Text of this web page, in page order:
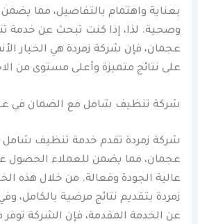
بعناية واهتمام بالتفاصيل، مما
وصحية. لذا، إذا كنت تبحث عن
عجمان، فإن شركة زمردة هي الخيار
على نتائج متميزة وأعلى مستوى من
شركة تنظيف شامل مع الضمان في
شركة زمردة تقدم خدمة تنظيف
عجمان، مما يضمن للعملاء الحصول
عالية الجودة وفعالة. من خلال هذه
زمردة بتقديم نتائج مرضية بالكامل،
عن الخدمة المقدمة، فإن الشركة توفر